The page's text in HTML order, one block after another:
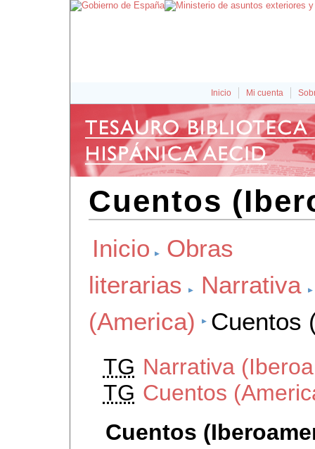
Inicio Mi cuenta
Cuentos
Inicio
Obras
literarias
Narrativa
(America)
Cuentos
TG Narrativa
TG Cuentos
Cuentos